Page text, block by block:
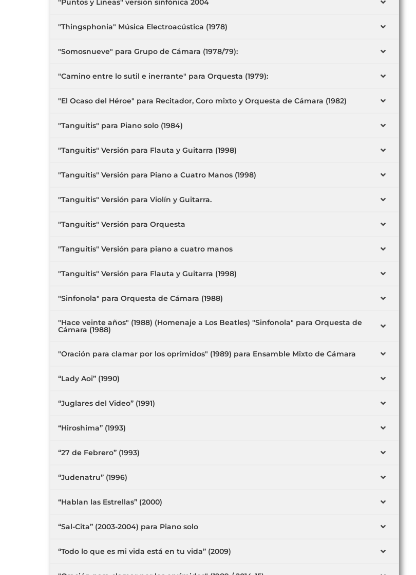
"Puntos y Líneas" versión sinfónica 2004
"Thingsphonia" Música Electroacústica (1978)
"Somosnueve" para Grupo de Cámara (1978/79):
"Camino entre lo sutil e inerrante" para Orquesta (1979):
"El Ocaso del Héroe" para Recitador, Coro mixto y Orquesta de Cámara (1982)
"Tanguitis" para Piano solo (1984)
"Tanguitis" Versión para Flauta y Guitarra (1998)
"Tanguitis" Versión para Piano a Cuatro Manos (1998)
"Tanguitis" Versión para Violín y Guitarra.
"Tanguitis" Versión para Orquesta
"Tanguitis" Versión para piano a cuatro manos
"Tanguitis" Versión para Flauta y Guitarra (1998)
"Sinfonola" para Orquesta de Cámara (1988)
"Hace veinte años" (1988) (Homenaje a Los Beatles) "Sinfonola" para Orquesta de
Cámara (1988)
"Oración para clamar por los oprimidos" (1989) para Ensamble Mixto de Cámara
“Lady Aoi” (1990)
“Juglares del Video” (1991)
“Hiroshima” (1993)
“27 de Febrero” (1993)
“Judenatru” (1996)
“Hablan las Estrellas” (2000)
“Sal-Cita” (2003-2004) para Piano solo
“Todo lo que es mi vida está en tu vida” (2009)